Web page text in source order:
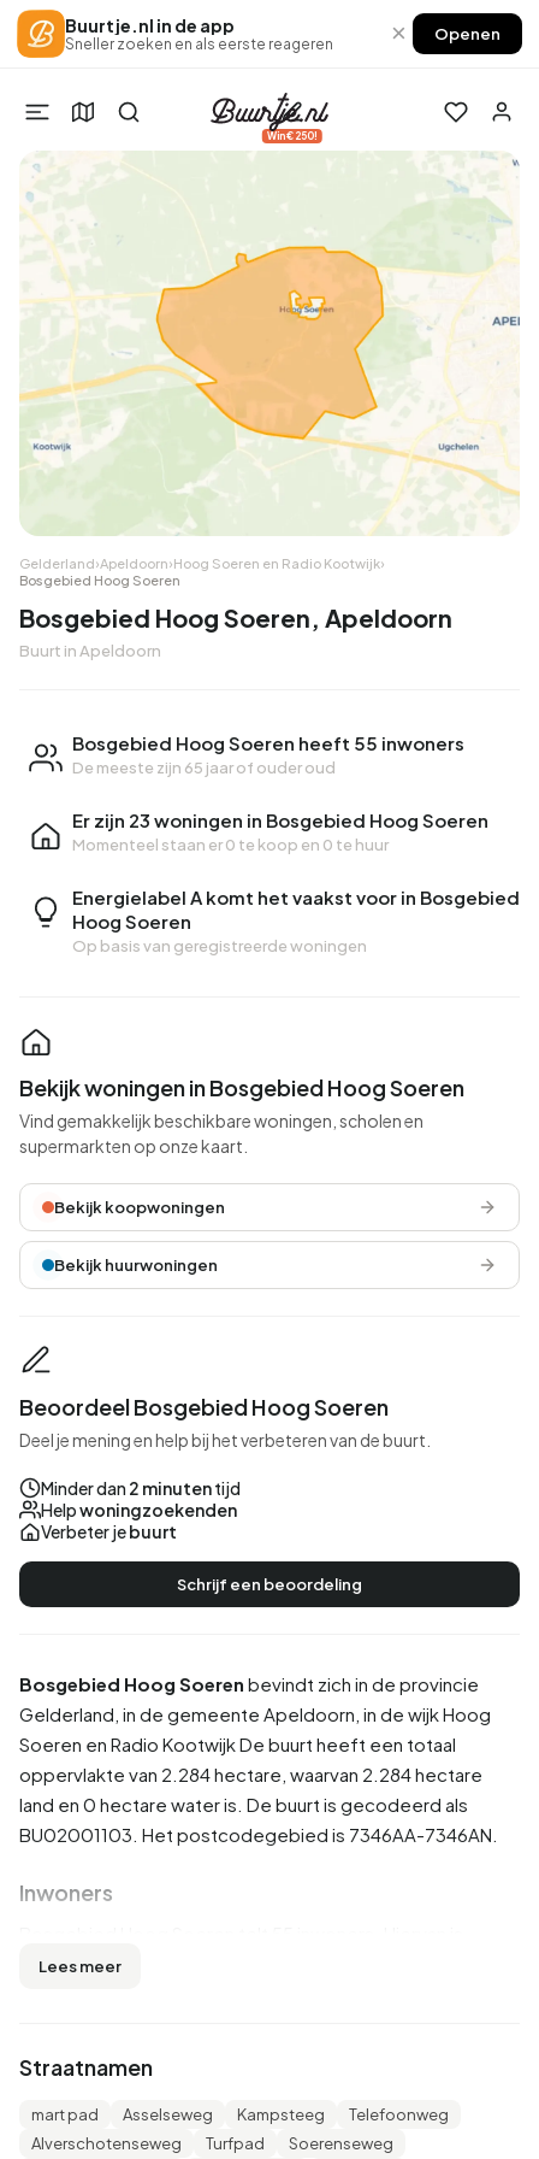
Buurtje.nl in de app
Sneller zoeken en als eerste reageren × Openen
Win €250!
Gelderland›Apeldoorn›Hoog Soeren en Radio Kootwijk›
Bosgebied Hoog Soeren
Bosgebied Hoog Soeren, Apeldoorn
Buurt in Apeldoorn
Bosgebied Hoog Soeren heeft 55 inwoners
De meeste zijn 65 jaar of ouder oud
Er zijn 23 woningen in Bosgebied Hoog Soeren
Momenteel staan er0 te koop en 0 te huur
Energielabel A komt het vaakst voor in Bosgebied
Hoog Soeren
Op basis van geregistreerde woningen
Bosgebied Hoog Soeren bevindt zich in de provincie
Gelderland , in de gemeente Apeldoorn , in de wijkHoog
Soeren en Radio KootwijkDe buurt heeft een totaal
oppervlakte van 2.284 hectare, waarvan 2.284 hectare
land en 0 hectare water is. De buurt is gecodeerd als
BU02001103. Het postcodegebied is 7346AA-7346AN.
Inwoners
54,5% man en 45,5% vrouw. De meeste inwoners zijn 65
45,5% is ongehuwd, 36,4% is gehuwd, 18,2% is
gescheiden en 9,1% is verweduwd. 40 inwoners komen uit
Nederland en 15 komen uit Europa.
Lees meer
Straatnamen
mart pad Asselseweg Kampsteeg
Telefoonweg
Alverschotenseweg
Turfpad
Soerenseweg
Bekijk woningen in Bosgebied Hoog Soeren
Vind gemakkelijk beschikbare woningen, scholen en
supermarkten op onze kaart.
Bekijk koopwoningen
Bekijk huurwoningen
Beoordeel Bosgebied Hoog Soeren
Deel je mening en help bij het verbeteren van de buurt.
Minder dan 2 minutentijd
Helpwoningzoekenden
Verbeter jebuurt
Schrijf een beoordeling